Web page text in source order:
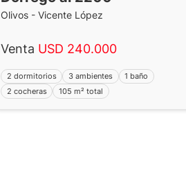
Olivos - Vicente López
Venta USD 240.000
2 dormitorios 3 ambientes
1 baño
2 cocheras
105 m² total